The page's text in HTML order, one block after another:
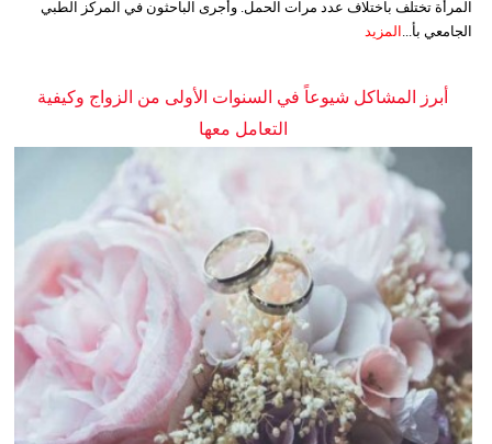
المرأة تختلف باختلاف عدد مرات الحمل. وأجرى الباحثون في المركز الطبي
الجامعي بأ... المزيد
أبرز المشاكل شيوعاً في السنوات الأولى من الزواج وكيفية
التعامل معها